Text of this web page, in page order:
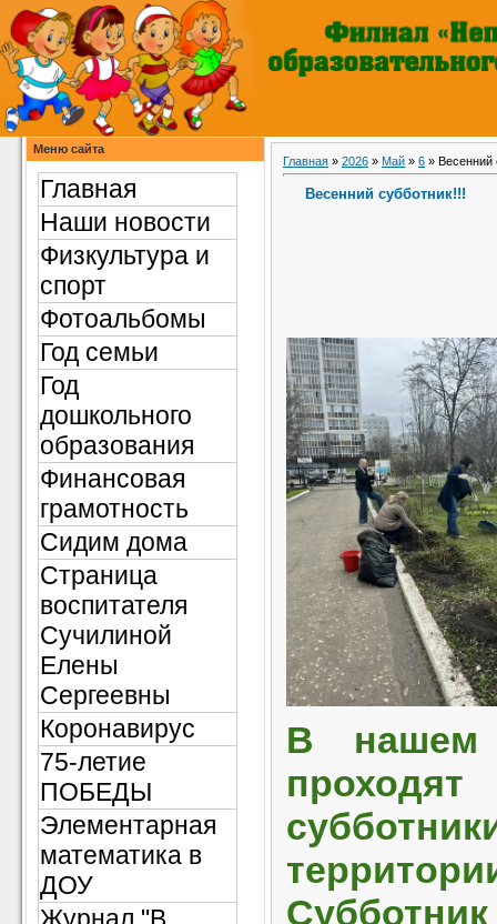
Меню сайта
Главная
Наши новости
Физкультура и
спорт
Фотоальбомы
Год семьи
Год
дошкольного
образования
Финансовая
грамотность
Сидим дома
Страница
воспитателя
Сучилиной
Елены
Сергеевны
Коронавирус
75-летие
ПОБЕДЫ
Элементарная
математика в
ДОУ
Журнал "В
Главная » 2026 » Май » 6 » Весенний
Весенний субботник!!!
В нашем